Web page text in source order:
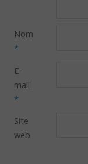
Nom
*
E-
mail
*
Site
web